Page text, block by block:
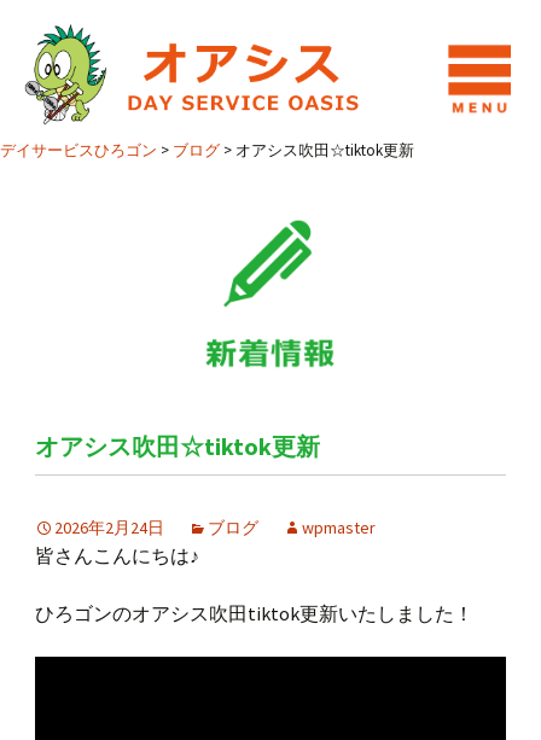
デイサービスひろゴン > ブログ > オアシス吹田☆tiktok更新
オアシス吹田☆tiktok更新
2026年2月24日 ブログ wpmaster
皆さんこんにちは♪
ひろゴンのオアシス吹田tiktok更新いたしました！